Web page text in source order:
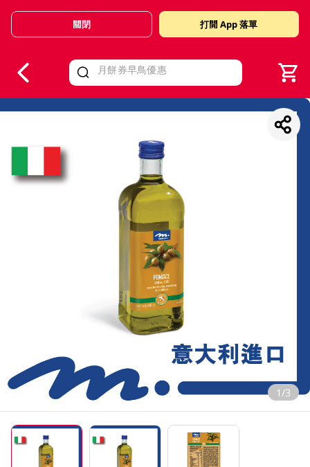
Valid Until 30 June 2026
關閉 打開 App 落單
1/3